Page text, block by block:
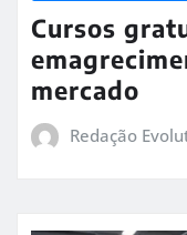
Cursos
mercado
Redação